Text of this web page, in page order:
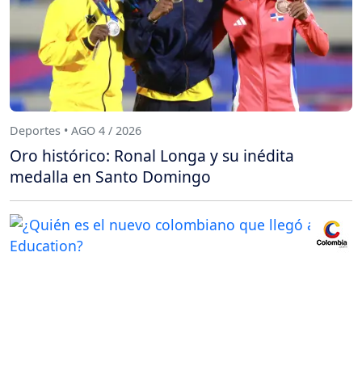
Deportes • AGO 4 / 2026
Oro histórico: Ronal Longa y su inédita
medalla en Santo Domingo